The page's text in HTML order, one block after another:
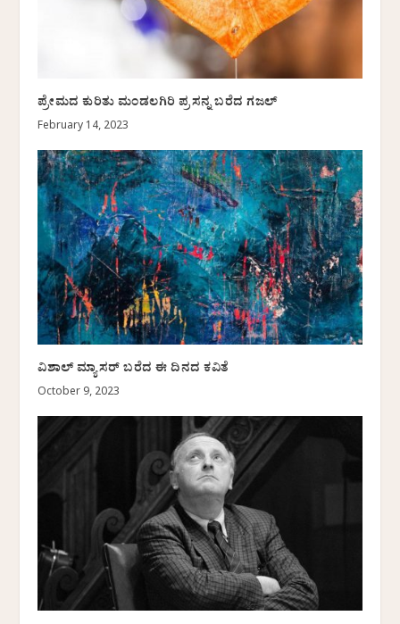
ಪ್ರೇಮದ ಕುರಿತು ಮಂಡಲಗಿರಿ ಪ್ರಸನ್ನ ಬರೆದ ಗಜಲ್
February 14, 2023
ವಿಶಾಲ್ ಮ್ಯಾಸರ್ ಬರೆದ ಈ ದಿನದ ಕವಿತೆ
October 9, 2023